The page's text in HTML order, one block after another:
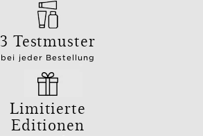
3 Testmuster
bei jeder Bestellung
Limitierte
Editionen